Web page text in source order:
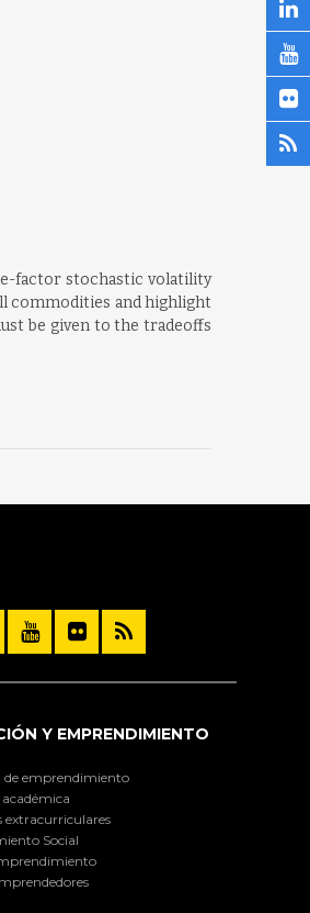
factor stochastic volatility
commodities and highlight
be given to the tradeoffs
Y EMPRENDIMIENTO
de emprendimiento
extracurriculares
Social